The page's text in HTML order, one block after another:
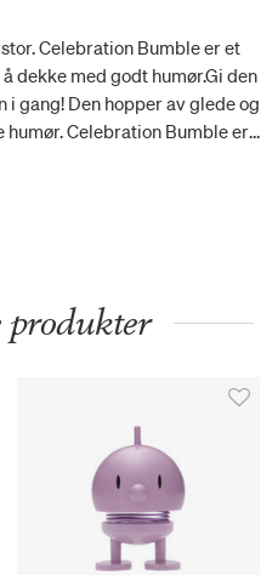
Celebration Bumble er et
dekke med godt humør.Gi den
i gang! Den hopper av glede og
Celebration Bumble er
med flagg – fin, klar for fest